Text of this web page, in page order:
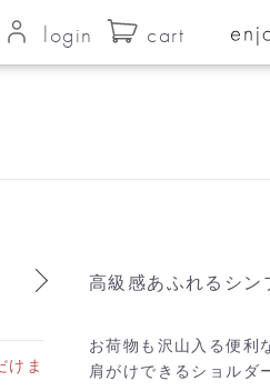
login cart
けま
高級感あふれるシン
お荷物も沢山入る便利
肩がけできるショルダ